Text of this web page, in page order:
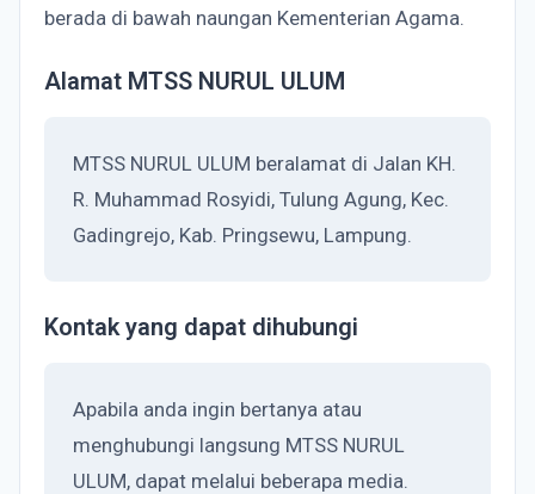
berada di bawah naungan Kementerian Agama.
Alamat MTSS NURUL ULUM
MTSS NURUL ULUM beralamat di Jalan KH.
R. Muhammad Rosyidi, Tulung Agung, Kec.
Gadingrejo, Kab. Pringsewu, Lampung.
Kontak yang dapat dihubungi
Apabila anda ingin bertanya atau
menghubungi langsung MTSS NURUL
ULUM, dapat melalui beberapa media.